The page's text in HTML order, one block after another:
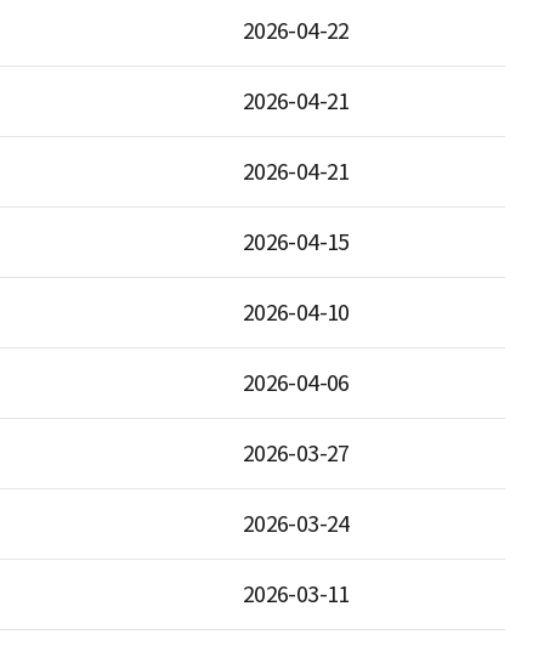
2026-04-22
2026-04-21
2026-04-21
2026-04-15
2026-04-10
2026-04-06
2026-03-27
2026-03-24
2026-03-11